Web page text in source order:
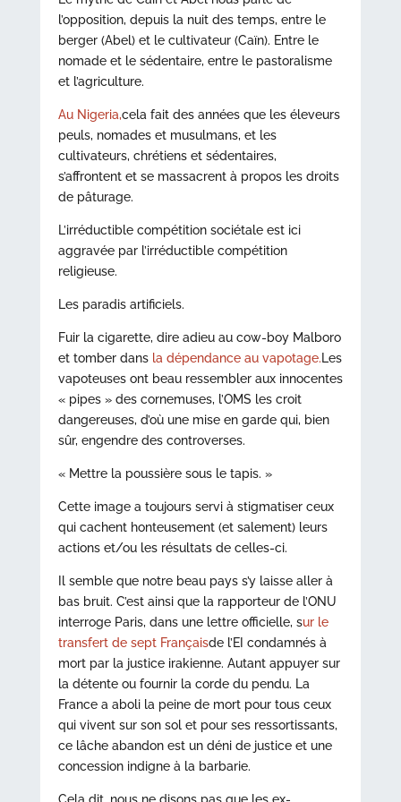
l’opposition, depuis la nuit des temps, entre le
berger (Abel) et le cultivateur (Caïn). Entre le
nomade et le sédentaire, entre le pastoralisme
et l’agriculture.
Au Nigeria,cela fait des années que les éleveurs
peuls, nomades et musulmans, et les
cultivateurs, chrétiens et sédentaires,
s’affrontent et se massacrent à propos les droits
de pâturage.
L’irréductible compétition sociétale est ici
aggravée par l’irréductible compétition
religieuse.
Les paradis artificiels.
Fuir la cigarette, dire adieu au cow-boy Malboro
et tomber dans la dépendance au vapotage. Les
vapoteuses ont beau ressembler aux innocentes
« pipes » des cornemuses, l’OMS les croit
dangereuses, d’où une mise en garde qui, bien
sûr, engendre des controverses.
« Mettre la poussière sous le tapis. »
Cette image a toujours servi à stigmatiser ceux
qui cachent honteusement (et salement) leurs
actions et/ou les résultats de celles-ci.
Il semble que notre beau pays s’y laisse aller à
bas bruit. C’est ainsi que la rapporteur de l’ONU
interroge Paris, dans une lettre officielle, sur le
transfert de sept Françaisde l’EI condamnés à
mort par la justice irakienne. Autant appuyer sur
la détente ou fournir la corde du pendu. La
France a aboli la peine de mort pour tous ceux
qui vivent sur son sol et pour ses ressortissants,
ce lâche abandon est un déni de justice et une
concession indigne à la barbarie.
Cela dit, nous ne disons pas que les ex-